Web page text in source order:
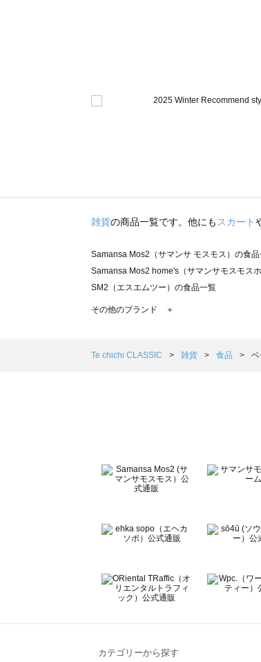
雑貨の商品一覧です。他にも スカート
Samansa Mos2（サマンサ モスモス）の食
Samansa Mos2 home's（サマンサモスモス
SM2（エスエムツー）の食品一覧
TSUHARU by Samansa Mos2（ツハルバイ
Samansa Mos2 Lagom（サマンサモスモス
BETTY'S BLUE（べティーズブルー）の食品
Wpc.（ワールドパーティー）の食品一覧
その他のブランド ＋
Te chichi CLASSIC 雑貨 食品
カテゴリーから探す